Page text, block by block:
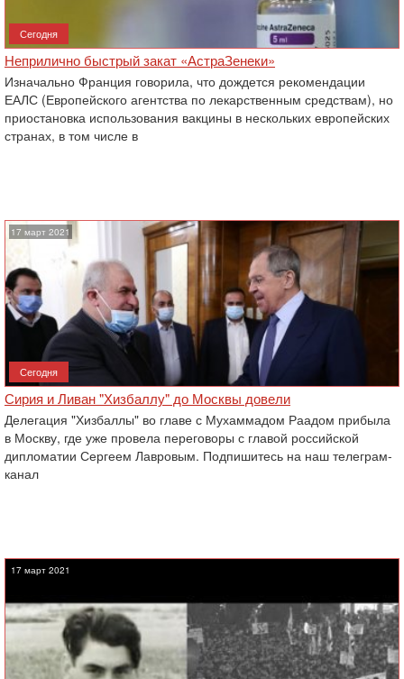
Сегодня
Неприлично быстрый закат «АстраЗенеки»
Изначально Франция говорила, что дождется рекомендации
ЕАЛС (Европейского агентства по лекарственным средствам), но
приостановка использования вакцины в нескольких европейских
странах, в том числе в
17 март 2021
Сегодня
Сирия и Ливан "Хизбаллу" до Москвы довели
Делегация "Хизбаллы" во главе с Мухаммадом Раадом прибыла
в Москву, где уже провела переговоры с главой российской
дипломатии Сергеем Лавровым. Подпишитесь на наш телеграм-
канал
17 март 2021